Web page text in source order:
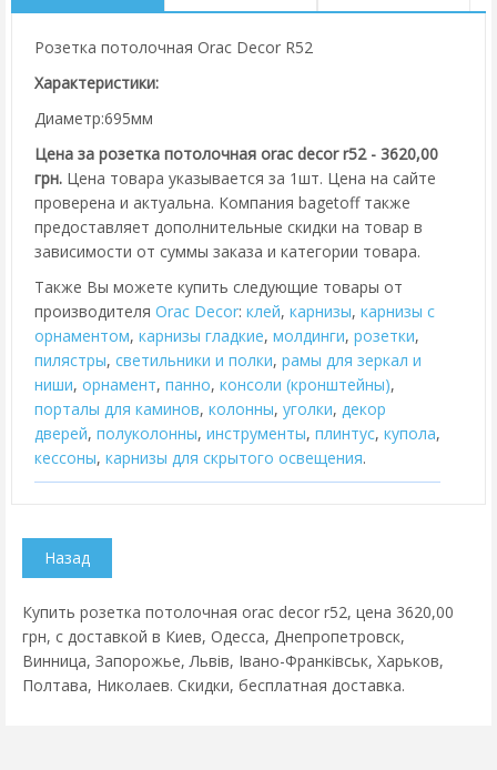
Розетка потолочная Orac Decor R52
Характеристики:
Диаметр:695мм
Цена за розетка потолочная orac decor r52 - 3620,00
грн. Цена товара указывается за 1шт. Цена на сайте
проверена и актуальна. Компания bagetoff также
предоставляет дополнительные скидки на товар в
зависимости от суммы заказа и категории товара.
Также Вы можете купить следующие товары от
производителя Orac Decor: клей, карнизы, карнизы с
орнаментом, карнизы гладкие, молдинги, розетки,
пилястры, cветильники и полки, рамы для зеркал и
ниши, орнамент, панно, консоли (кронштейны),
порталы для каминов, колонны, уголки, декор
дверей, полуколонны, инструменты, плинтус, купола,
кессоны, карнизы для скрытого освещения.
Купить розетка потолочная orac decor r52, цена 3620,00
грн, с доставкой в Киев, Одесса, Днепропетровск,
Винница, Запорожье, Львів, Івано-Франківськ, Харьков,
Полтава, Николаев. Скидки, бесплатная доставка.